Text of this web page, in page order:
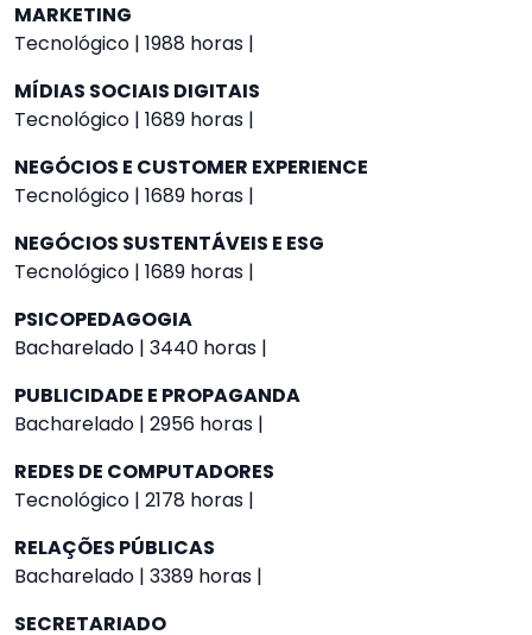
MARKETING
Tecnológico | 1988 horas |
MÍDIAS SOCIAIS DIGITAIS
Tecnológico | 1689 horas |
NEGÓCIOS E CUSTOMER EXPERIENCE
Tecnológico | 1689 horas |
NEGÓCIOS SUSTENTÁVEIS E ESG
Tecnológico | 1689 horas |
PSICOPEDAGOGIA
Bacharelado | 3440 horas |
PUBLICIDADE E PROPAGANDA
Bacharelado | 2956 horas |
REDES DE COMPUTADORES
Tecnológico | 2178 horas |
RELAÇÕES PÚBLICAS
Bacharelado | 3389 horas |
SECRETARIADO